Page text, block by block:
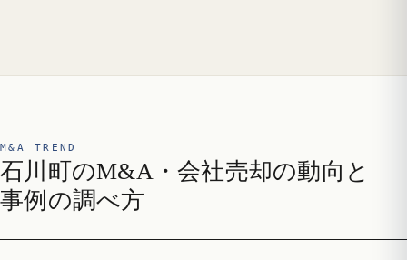
M&A TREND
石川町のM&A・会社売却の動向と
事例の調べ方